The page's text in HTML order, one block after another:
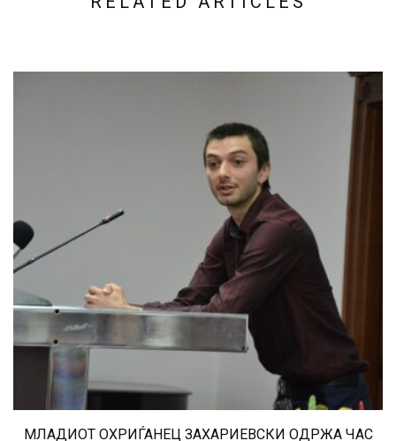
МЛАДИОТ ОХРИЃАНЕЦ ЗАХАРИЕВСКИ ОДРЖА ЧАС